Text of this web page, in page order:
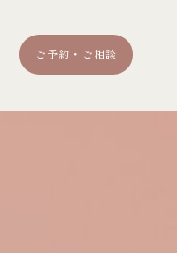
ご予約・ご相談